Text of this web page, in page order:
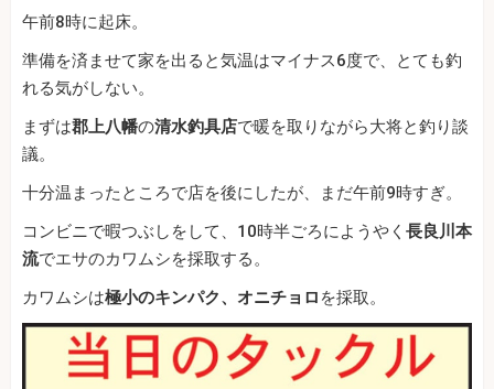
午前8時に起床。
準備を済ませて家を出ると気温はマイナス6度で、とても釣
れる気がしない。
まずは郡上八幡の清水釣具店で暖を取りながら大将と釣り談
議。
十分温まったところで店を後にしたが、まだ午前9時すぎ。
コンビニで暇つぶしをして、10時半ごろにようやく 長良川本
流でエサのカワムシを採取する。
カワムシは極小のキンパク、オニチョロ を採取。